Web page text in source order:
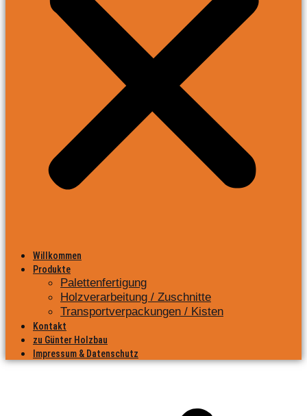
Willkommen
Produkte
Palettenfertigung
Holzverarbeitung / Zuschnitte
Transportverpackungen / Kisten
Kontakt
zu Günter Holzbau
Impressum & Datenschutz